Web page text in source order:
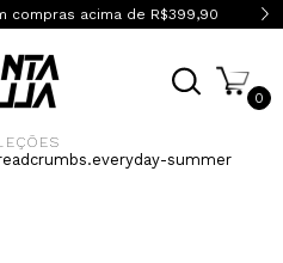
compras acima de R$399,90
0
summer